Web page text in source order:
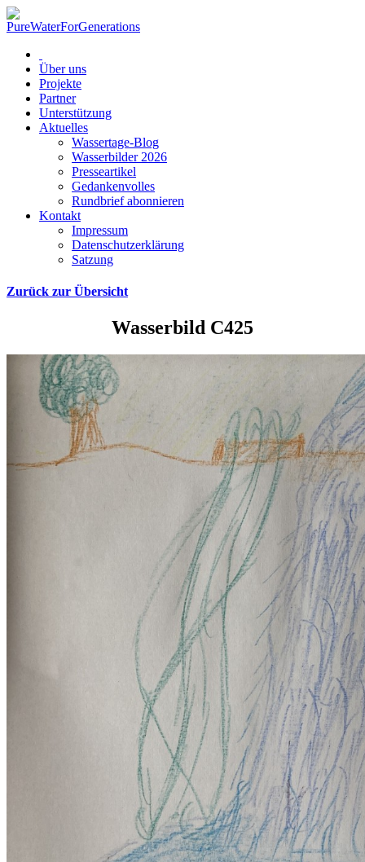
Über uns
Projekte
Partner
Unterstützung
Aktuelles
Wassertage-Blog
Wasserbilder 2026
Presseartikel
Gedankenvolles
Rundbrief abonnieren
Kontakt
Impressum
Datenschutzerklärung
Satzung
Zurück zur Übersicht
Wasserbild C425